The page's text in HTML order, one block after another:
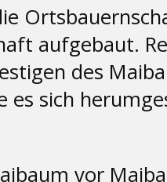
aufgebaut.
des
sich
vor